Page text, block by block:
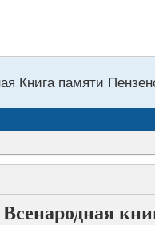
Книга памяти
Всенародная